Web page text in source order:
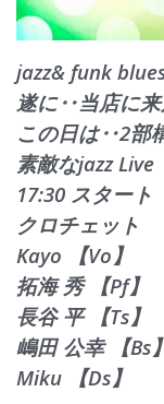
jazz& funk
遂に‥当店に
この日は‥2部
素敵なjazz Live
17:30 スタート
クロチェット
Kayo 【Vo】
拓海 秀 【Pf】
長谷 平 【Ts】
嶋田 公幸 【Bs】
Miku 【Ds】